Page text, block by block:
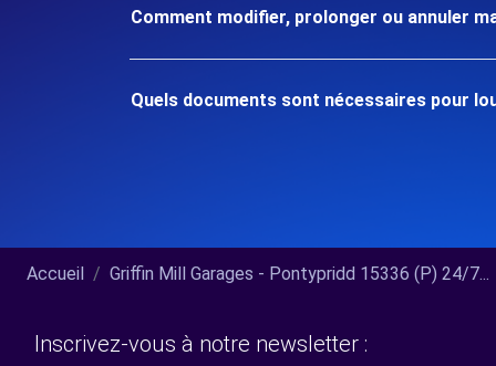
Comment modifier, prolonger ou annuler
Quels documents sont nécessaires pour
Accueil Griffin Mill Garages - Pontypridd 15336 (P) 24/7...
Inscrivez-vous à notre newsletter :